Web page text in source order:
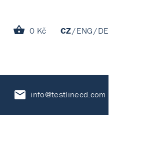
0 Kč CZ ENG DE
info@testlinecd.com